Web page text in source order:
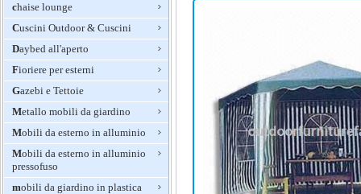
chaise lounge
Cuscini Outdoor & Cuscini
Daybed all'aperto
Fioriere per esterni
Gazebi e Tettoie
Metallo mobili da giardino
Mobili da esterno in alluminio
Mobili da esterno in alluminio
pressofuso
mobili da giardino in plastica
d'argento